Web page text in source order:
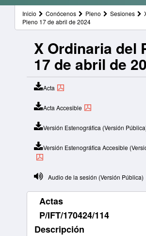
Inicio Conócenos Pleno Sesiones
Pleno 17 de abril de 2024
X Ordinaria del
17 de abril de
Acta
Acta Accesible
Versión Estenográfica (Versión
Versión Estenográfica Accesible
Audio de la sesión (Versión Pública)
Actas
P/IFT/170424/114
Descripción